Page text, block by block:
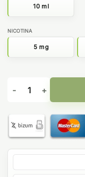
10 ml
NICOTINA
5 mg
Crom 10ml - Oil4Vap